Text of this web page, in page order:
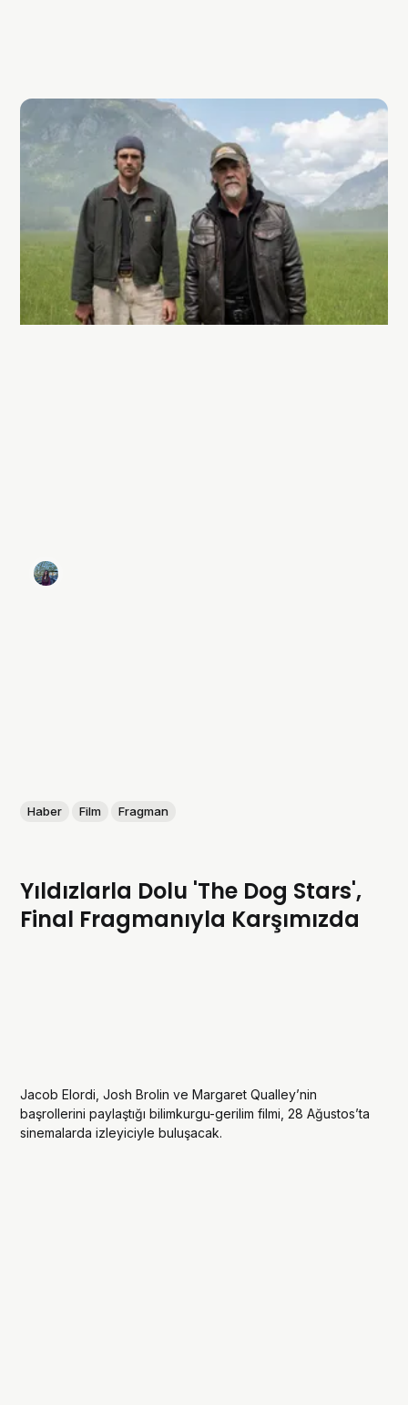
Haber Film Fragman
Yıldızlarla Dolu 'The Dog Stars',
Final Fragmanıyla Karşımızda
Jacob Elordi, Josh Brolin ve Margaret Qualley’nin
başrollerini paylaştığı bilimkurgu-gerilim filmi, 28 Ağustos’ta
sinemalarda izleyiciyle buluşacak.